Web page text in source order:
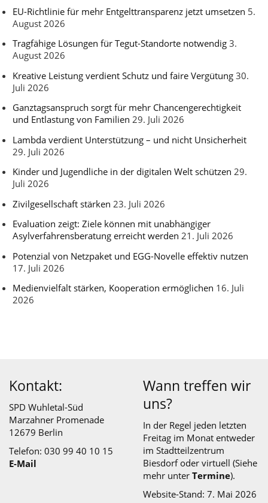
EU-Richtlinie für mehr Entgelttransparenz jetzt umsetzen 5.
August 2026
Tragfähige Lösungen für Tegut-Standorte notwendig 3.
August 2026
Kreative Leistung verdient Schutz und faire Vergütung 30.
Juli 2026
Ganztagsanspruch sorgt für mehr Chancengerechtigkeit
und Entlastung von Familien 29. Juli 2026
Lambda verdient Unterstützung – und nicht Unsicherheit
29. Juli 2026
Kinder und Jugendliche in der digitalen Welt schützen 29.
Juli 2026
Zivilgesellschaft stärken 23. Juli 2026
Evaluation zeigt: Ziele können mit unabhängiger
Asylverfahrensberatung erreicht werden 21. Juli 2026
Potenzial von Netzpaket und EGG-Novelle effektiv nutzen
17. Juli 2026
Medienvielfalt stärken, Kooperation ermöglichen 16. Juli
2026
Kontakt:
SPD Wuhletal-Süd
Marzahner Promenade
12679 Berlin
Telefon: 030 99 40 10 15
E-Mail
Wann treffen wir
uns?
In der Regel jeden letzten
Freitag im Monat entweder
im Stadtteilzentrum
Biesdorfoder virtuell (Siehe
mehr unter Termine).
Website-Stand: 7. Mai 2026